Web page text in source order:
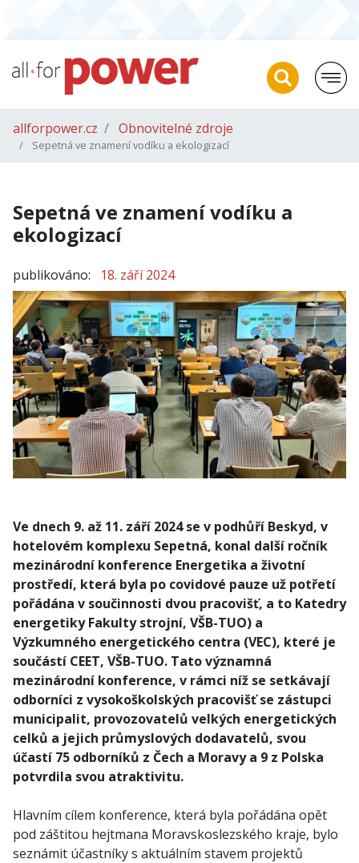
allforpower.cz Obnovitelné zdroje
Sepetná ve znamení vodíku a ekologizací
Sepetná ve znamení vodíku a
ekologizací
publikováno: 18. září 2024
Ve dnech 9. až 11. září 2024 se v podhůří Beskyd, v
hotelovém komplexu Sepetná, konal další ročník
mezinárodní konference Energetika a životní
prostředí, která byla po covidové pauze už potřetí
pořádána v součinnosti dvou pracovišť, a to Katedry
energetiky Fakulty strojní, VŠB-TUO) a
Výzkumného energetického centra (VEC), které je
součástí CEET, VŠB-TUO. Tato významná
mezinárodní konfe­rence, v rámci níž se setkávají
odborníci z vysokoškolských pracovišť se zástupci
municipalit, provozovatelů velkých energetických
celků a jejich průmyslových dodavatelů, svou
účastí 75 odborníků z Čech a Mora­vy a 9 z Polska
potvrdila svou atraktivitu.
Hlavním cílem konference, která byla pořádána opět
pod záštitou hejtmana Moravskoslezského kraje, bylo
seznámit účastníky s aktuálním stavem projektů